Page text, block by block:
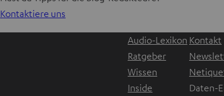
Kontaktiere uns
Audio-Lexikon
Ratgeber
Wissen
Inside
Kontakt
Daten-